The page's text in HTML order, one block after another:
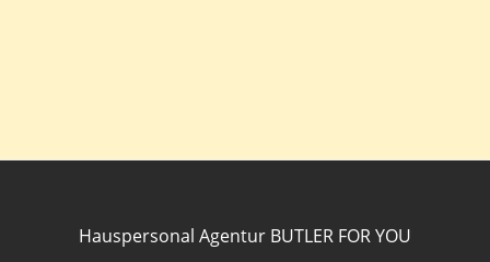
Hauspersonal Agentur BUTLER FOR YOU